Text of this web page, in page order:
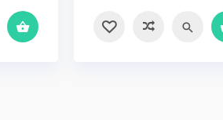
مقایسه سریع